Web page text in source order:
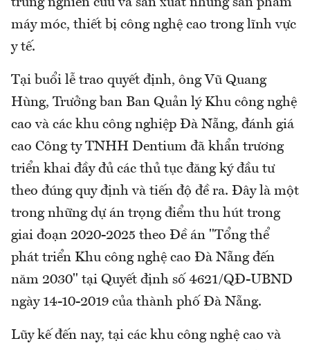
trung nghiên cứu và sản xuất những sản phẩm
máy móc, thiết bị công nghệ cao trong lĩnh vực
y tế.
Tại buổi lễ trao quyết định, ông Vũ Quang
Hùng, Trưởng ban Ban Quản lý Khu công nghệ
cao và các khu công nghiệp Đà Nẵng, đánh giá
cao Công ty TNHH Dentium đã khẩn trương
triển khai đầy đủ các thủ tục đăng ký đầu tư
theo đúng quy định và tiến độ đề ra. Đây là một
trong những dự án trọng điểm thu hút trong
giai đoạn 2020-2025 theo Đề án "Tổng thể
phát triển Khu công nghệ cao Đà Nẵng đến
năm 2030" tại Quyết định số 4621/QĐ-UBND
ngày 14-10-2019 của thành phố Đà Nẵng.
Lũy kế đến nay, tại các khu công nghệ cao và